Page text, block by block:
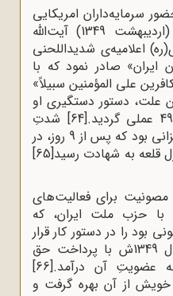
سرمایه‌داران امریکایی
به ریاست راکفلر در ایران، (اردیبهشت 1349) آیت‌الله
اعلامیه‌ی شدیداللحنی
ایران» صادر نمود که با
علی المؤمنین سبیلاً»
علت، دستور دستگیری او
[64] شدتِ
شکنجه‌های وارده به او، به میزانی بود که پس از 9 روز، در
[65]
برای فعالیت‌های
با حزب ملت ایران، که
بود را در دستور کار قرار
داد و حدوداً در دی ماه سال 1349ش با پرداخت حق
[66]
از آن بهره گرفت و